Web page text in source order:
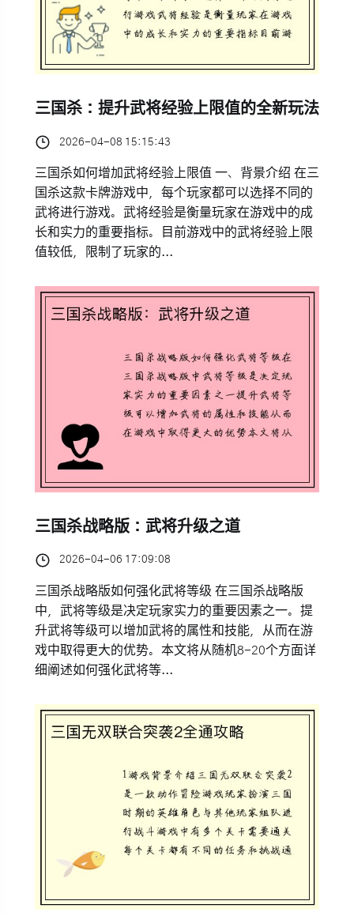
三国杀：提升武将经验上限值的全新玩法
2026-04-08 15:15:43
三国杀如何增加武将经验上限值 一、背景介绍 在三
国杀这款卡牌游戏中，每个玩家都可以选择不同的
武将进行游戏。武将经验是衡量玩家在游戏中的成
长和实力的重要指标。目前游戏中的武将经验上限
值较低，限制了玩家的...
三国杀战略版：武将升级之道
2026-04-06 17:09:08
三国杀战略版如何强化武将等级 在三国杀战略版
中，武将等级是决定玩家实力的重要因素之一。提
升武将等级可以增加武将的属性和技能，从而在游
戏中取得更大的优势。本文将从随机8-20个方面详
细阐述如何强化武将等...